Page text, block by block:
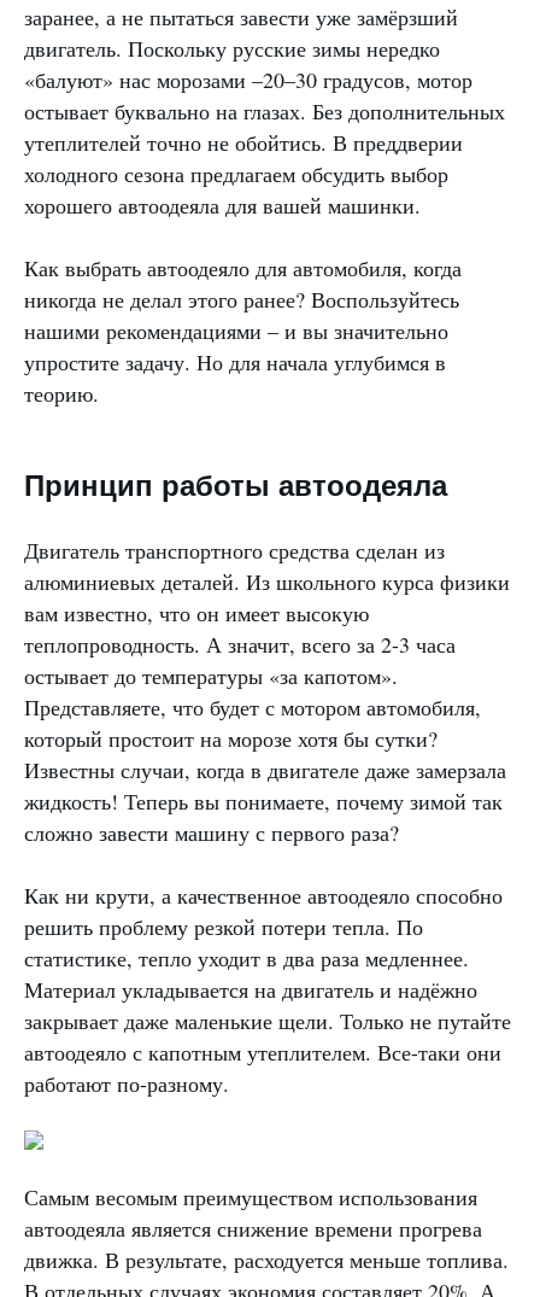
заранее, а не пытаться завести уже замёрзший
двигатель. Поскольку русские зимы нередко
«балуют» нас морозами –20–30 градусов, мотор
остывает буквально на глазах. Без дополнительных
утеплителей точно не обойтись. В преддверии
холодного сезона предлагаем обсудить выбор
хорошего автоодеяла для вашей машинки.
Как выбрать автоодеяло для автомобиля, когда
никогда не делал этого ранее? Воспользуйтесь
нашими рекомендациями – и вы значительно
упростите задачу. Но для начала углубимся в
теорию.
Принцип работы автоодеяла
Двигатель транспортного средства сделан из
алюминиевых деталей. Из школьного курса физики
вам известно, что он имеет высокую
теплопроводность. А значит, всего за 2-3 часа
остывает до температуры «за капотом».
Представляете, что будет с мотором автомобиля,
который простоит на морозе хотя бы сутки?
Известны случаи, когда в двигателе даже замерзала
жидкость! Теперь вы понимаете, почему зимой так
сложно завести машину с первого раза?
Как ни крути, а качественное автоодеяло способно
решить проблему резкой потери тепла. По
статистике, тепло уходит в два раза медленнее.
Материал укладывается на двигатель и надёжно
закрывает даже маленькие щели. Только не путайте
автоодеяло с капотным утеплителем. Все-таки они
работают по-разному.
Самым весомым преимуществом использования
автоодеяла является снижение времени прогрева
движка. В результате, расходуется меньше топлива.
В отдельных случаях экономия составляет 20%. А